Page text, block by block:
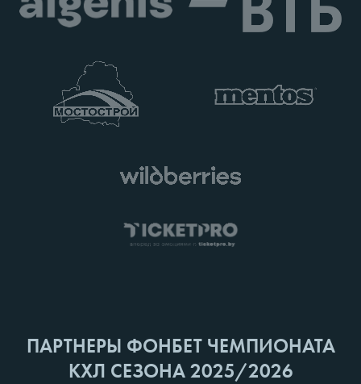
ПАРТНЕРЫ ФОНБЕТ ЧЕМПИОНАТА
КХЛ СЕЗОНА 2025/2026